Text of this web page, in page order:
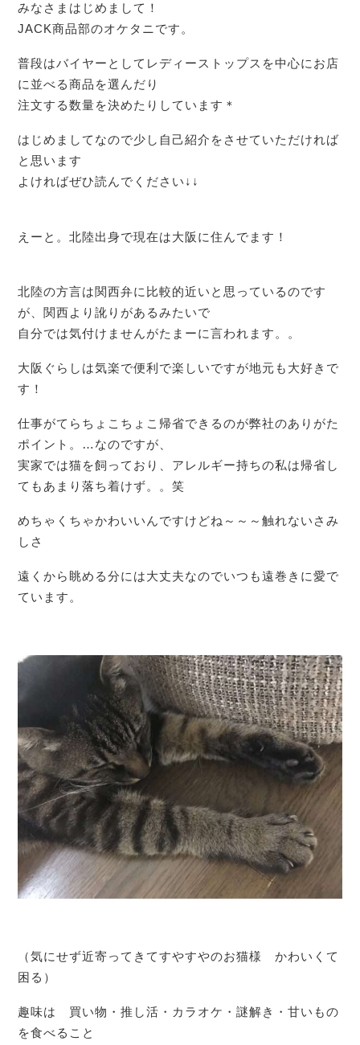
みなさまはじめまして！
JACK商品部のオケタニです。
普段はバイヤーとしてレディーストップスを中心にお店
に並べる商品を選んだり
注文する数量を決めたりしています＊
はじめましてなので少し自己紹介をさせていただければ
と思います
よければぜひ読んでください↓↓
えーと。北陸出身で現在は大阪に住んでます！
北陸の方言は関西弁に比較的近いと思っているのです
が、関西より訛りがあるみたいで
自分では気付けませんがたまーに言われます。。
大阪ぐらしは気楽で便利で楽しいですが地元も大好きで
す！
仕事がてらちょこちょこ帰省できるのが弊社のありがた
ポイント。…なのですが、
実家では猫を飼っており、アレルギー持ちの私は帰省し
てもあまり落ち着けず。。笑
めちゃくちゃかわいいんですけどね～～～触れないさみ
しさ
遠くから眺める分には大丈夫なのでいつも遠巻きに愛で
ています。
（気にせず近寄ってきてすやすやのお猫様 かわいくて
困る）
趣味は 買い物・推し活・カラオケ・謎解き・甘いもの
を食べること